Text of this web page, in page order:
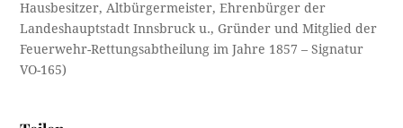
Hausbesitzer, Altbürgermeister, Ehrenbürger der
Landeshauptstadt Innsbruck u., Gründer und Mitglied der
Feuerwehr-Rettungsabtheilung im Jahre 1857 – Signatur
VO-165)